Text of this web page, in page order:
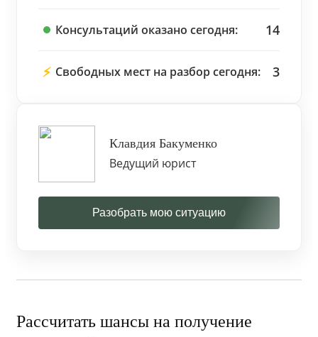
Консультаций оказано сегодня: 14
⚡ Свободных мест на разбор сегодня: 3
Клавдия Бакуменко
Ведущий юрист
Разобрать мою ситуацию
Рассчитать шансы на получение